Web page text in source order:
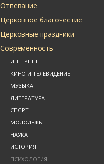
Отпевание
Церковное благочестие
Церковные праздники
Современность
ИНТЕРНЕТ
КИНО И ТЕЛЕВИДЕНИЕ
МУЗЫКА
ЛИТЕРАТУРА
СПОРТ
МОЛОДЕЖЬ
НАУКА
ИСТОРИЯ
ПСИХОЛОГИЯ